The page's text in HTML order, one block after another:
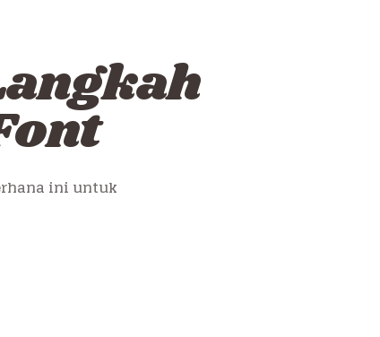
ini untuk